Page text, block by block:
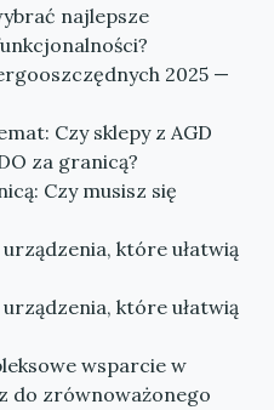
najlepsze
2025 —
Czy sklepy z AGD
za granicą?
Czy musisz się
które ułatwią
które ułatwią
wsparcie w
do zrównoważonego